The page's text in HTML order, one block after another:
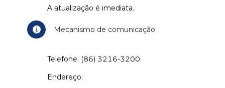
A atualização é imediata.
Mecanismo de comunicação
Telefone: (86) 3216-3200
Endereço: